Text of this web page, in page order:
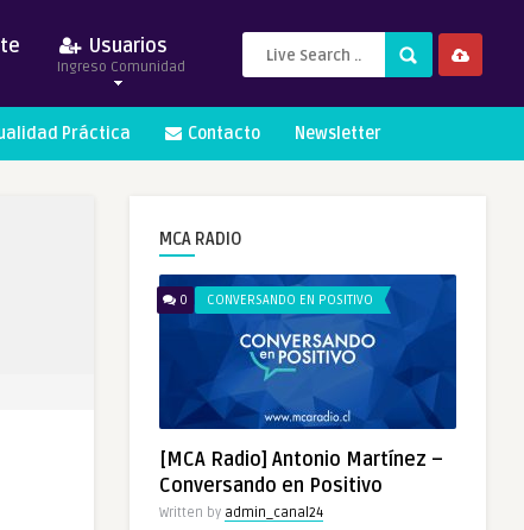
Usuarios
Ingreso Comunidad
Práctica Contacto Newsletter
MCA RADIO
0 CONVERSANDO EN POSITIVO
[MCA Radio] Antonio Martínez –
Conversando en Positivo
Written by admin_canal24